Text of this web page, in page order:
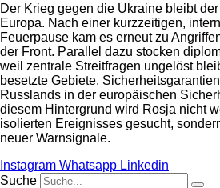
Der Krieg gegen die Ukraine bleibt
Europa. Nach einer kurzzeitigen,
Feuerpause kam es erneut zu
der Front. Parallel dazu stocken
weil zentrale Streitfragen ungelöst
besetzte Gebiete,
Russlands in der europäischen
diesem Hintergrund wird Rosja nicht
isolierten Ereignisses gesucht,
neuer Warnsignale.
Instagram Whatsapp Linkedin
Suche